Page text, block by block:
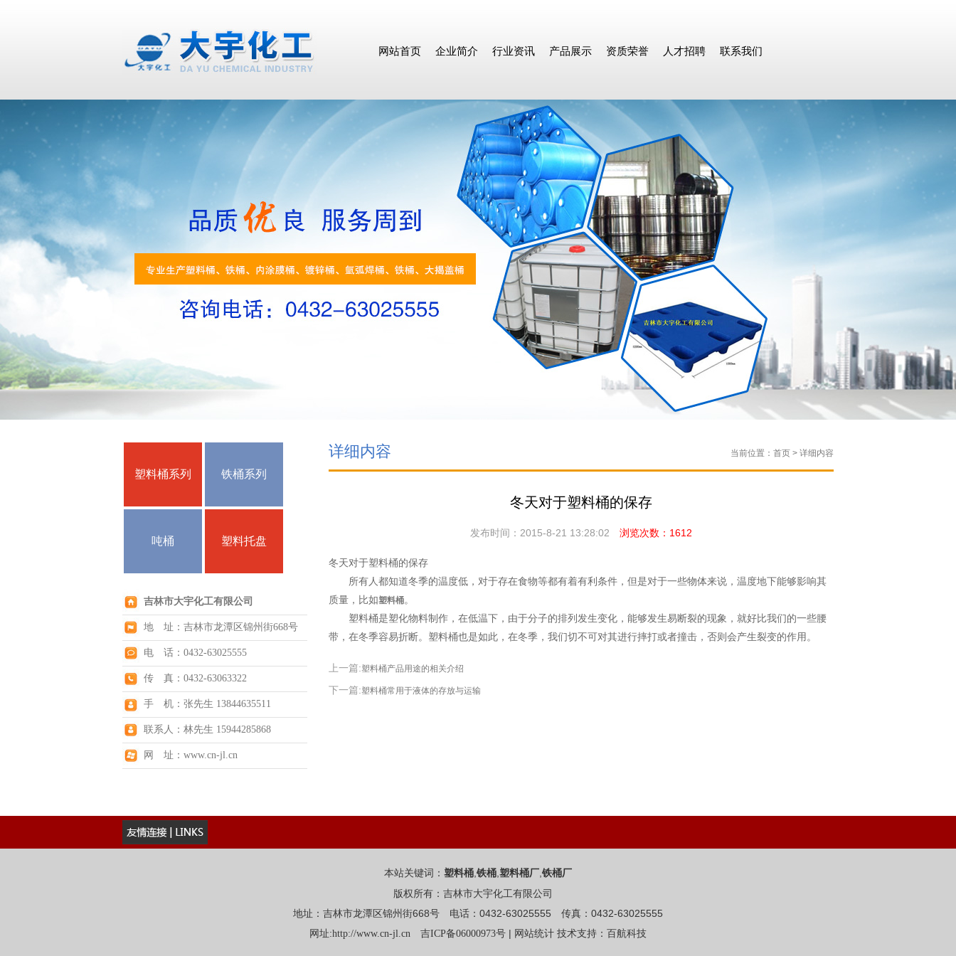
网站首页 企业简介 行业资讯 产品展示 资质荣誉 人才招聘 联系我们
塑料桶系列 铁桶系列
吨桶 塑料托盘
吉林市大宇化工有限公司
地 址：吉林市龙潭区锦州街668号
电 话：0432-63025555
传 真：0432-63063322
手 机：张先生 13844635511
联系人：林先生 15944285868
网 址：www.cn-jl.cn
详细内容 当前位置：首页 > 详细内容
冬天对于塑料桶的保存
发布时间：2015-8-21 13:28:02 浏览次数：1612
冬天对于塑料桶的保存
所有人都知道冬季的温度低，对于存在食物等都有着有利条件，但是对于一些物体来说，温度地下能够影响其
质量，比如塑料桶。
塑料桶是塑化物料制作，在低温下，由于分子的排列发生变化，能够发生易断裂的现象，就好比我们的一些腰
带，在冬季容易折断。塑料桶也是如此，在冬季，我们切不可对其进行摔打或者撞击，否则会产生裂变的作用。
上一篇:塑料桶产品用途的相关介绍
下一篇:塑料桶常用于液体的存放与运输
本站关键词： 塑料桶 铁桶 塑料桶厂 铁桶厂
版权所有：吉林市大宇化工有限公司
地址：吉林市龙潭区锦州街668号 电话：0432-63025555 传真：0432-63025555
网址:http://www.cn-jl.cn 吉ICP备06000973号 | 网站统计 技术支持：百航科技